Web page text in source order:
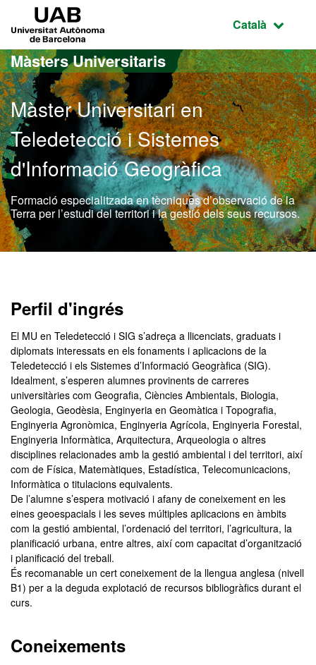
Ves al contingut principal
Ves a la navegació de la pàgina
Idioma
Català
Màsters Universitaris
Màster Universitari en
Teledetecció i Sistemes
d'Informació Geogràfica
Formació especialitzada en tècniques d’observació de la
Terra per l’estudi del territori i la gestió dels seus recursos.
Perfil d'ingrés
El MU en Teledetecció i SIG s’adreça a llicenciats, graduats i
diplomats interessats en els fonaments i aplicacions de la
Teledetecció i els Sistemes d’Informació Geogràfica (SIG).
Idealment, s’esperen alumnes provinents de carreres
universitàries com Geografia, Ciències Ambientals, Biologia,
Geologia, Geodèsia, Enginyeria en Geomàtica i Topografia,
Enginyeria Agronòmica, Enginyeria Agrícola, Enginyeria Forestal,
Enginyeria Informàtica, Arquitectura, Arqueologia o altres
disciplines relacionades amb la gestió ambiental i del territori, així
com de Física, Matemàtiques, Estadística, Telecomunicacions,
Informàtica o titulacions equivalents.
De l’alumne s’espera motivació i afany de coneixement en les
eines geoespacials i les seves múltiples aplicacions en àmbits
com la gestió ambiental, l’ordenació del territori, l’agricultura, la
planificació urbana, entre altres, així com capacitat d’organització
i planificació del treball.
És recomanable un cert coneixement de la llengua anglesa (nivell
B1) per a la deguda explotació de recursos bibliogràfics durant el
curs.
Coneixements